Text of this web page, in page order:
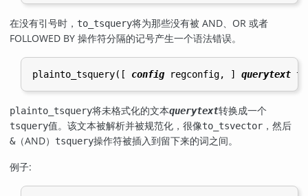
在没有引号时， to_tsquery将为那些没有被 AND、OR 或者
FOLLOWED BY 操作符分隔的记号产生一个语法错误。
plainto_tsquery([ config regconfig, ] querytext
plainto_tsquery将未格式化的文本querytext转换成一个
tsquery值。该文本被解析并被规范化，很像to_tsvector ，然后
&（AND） tsquery操作符被插入到留下来的词之间。
例子: